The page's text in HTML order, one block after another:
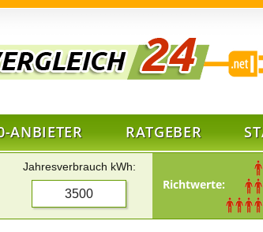
ANBIETER RATGEBER
Jahresverbrauch kWh:
Richtwerte: